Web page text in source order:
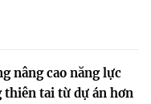
nâng cao năng lực
thiên tai từ dự án hơn